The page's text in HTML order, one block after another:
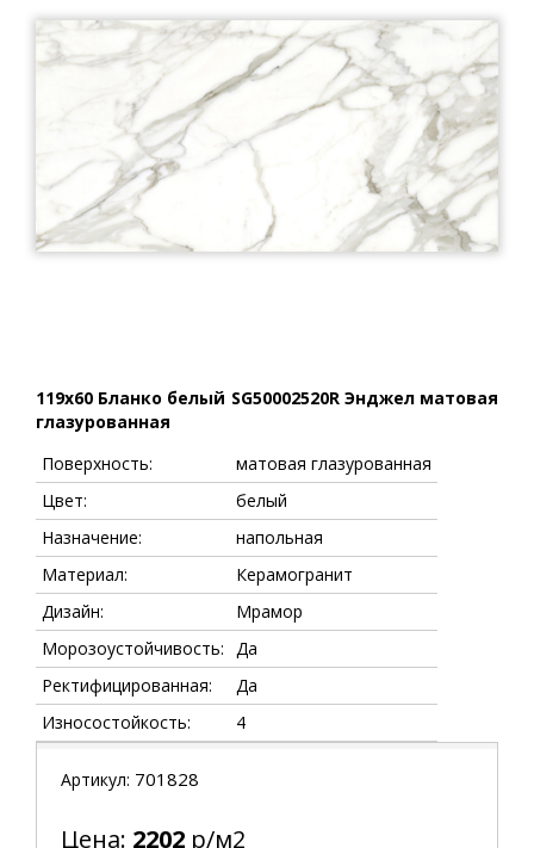
119x60 Бланко белый SG50002520R Энджел матовая
глазурованная
Поверхность:
матовая глазурованная
Цвет:
белый
Назначение:
напольная
Материал:
Керамогранит
Дизайн:
Мрамор
Морозоустойчивость: Да
Ректифицированная:
Да
Износостойкость:
4
Артикул: 701828
Цена: 2202 р/м2